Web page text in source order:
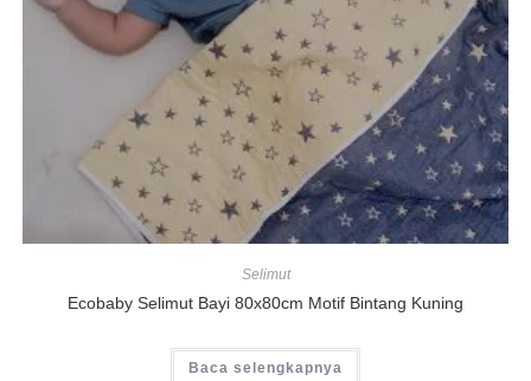
Selimut
Ecobaby Selimut Bayi 80x80cm Motif Bintang Kuning
Baca selengkapnya